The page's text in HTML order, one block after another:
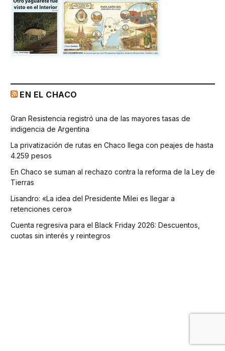
EN EL CHACO
Gran Resistencia registró una de las mayores tasas de
indigencia de Argentina
La privatización de rutas en Chaco llega con peajes de hasta
4.259 pesos
En Chaco se suman al rechazo contra la reforma de la Ley de
Tierras
Lisandro: «La idea del Presidente Milei es llegar a
retenciones cero»
Cuenta regresiva para el Black Friday 2026: Descuentos,
cuotas sin interés y reintegros